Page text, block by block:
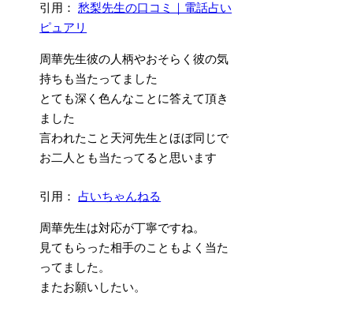
引用：愁梨先生の口コミ｜電話占い
ピュアリ
周華先生彼の人柄やおそらく彼の気
持ちも当たってました
とても深く色んなことに答えて頂き
ました
言われたこと天河先生とほぼ同じで
お二人とも当たってると思います
引用：占いちゃんねる
周華先生は対応が丁寧ですね。
見てもらった相手のこともよく当た
ってました。
またお願いしたい。